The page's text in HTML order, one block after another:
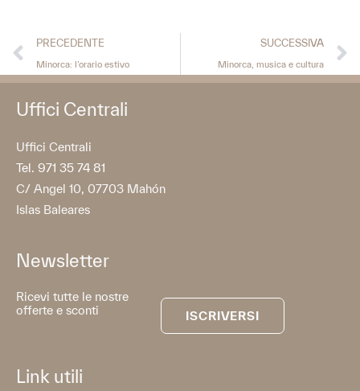
PRECEDENTE
Minorca: l’orario estivo
SUCCESSIVA
Minorca, musica e cultura
Uffici Centrali
Uffici Centrali
Tel. 971 35 74 81
C/ Angel 10, 07703 Mahón
Islas Baleares
Newsletter
Ricevi tutte le nostre
offerte e sconti
ISCRIVERSI
Link utili